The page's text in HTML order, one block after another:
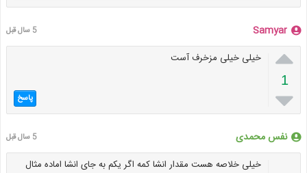
Samyar 5 سال قبل

1

خیلی خیلی مزخرف آست
پاسخ
نفس محمدی 5 سال قبل
خیلی خلاصه هست مقدار انشا کمه اگر یکم به جای انشا اماده مثال